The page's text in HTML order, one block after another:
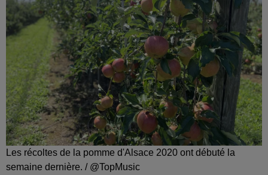
Les récoltes de la pomme d'Alsace 2020 ont débuté la
semaine dernière. / @TopMusic